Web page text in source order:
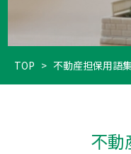
TOP > 不動産担保用語集
不動